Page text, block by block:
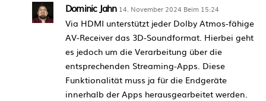
Dominic Jahn 14. November 2024 Beim 15:24
Via HDMI unterstützt jeder Dolby Atmos-fähige
AV-Receiver das 3D-Soundformat. Hierbei geht
es jedoch um die Verarbeitung über die
entsprechenden Streaming-Apps. Diese
Funktionalität muss ja für die Endgeräte
innerhalb der Apps herausgearbeitet werden.